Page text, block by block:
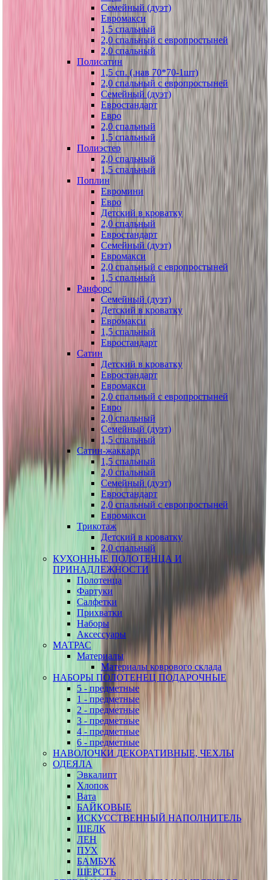
Семейный (дуэт)
Евромакси
1,5 спальный
2,0 спальный с европростыней
2,0 спальный
Полисатин
1,5 сп. (.нав 70*70-1шт)
2,0 спальный с европростыней
Семейный (дуэт)
Евростандарт
Евро
2,0 спальный
1,5 спальный
Полиэстер
2,0 спальный
1,5 спальный
Поплин
Евромини
Евро
Детский в кроватку
2,0 спальный
Евростандарт
Семейный (дуэт)
Евромакси
2,0 спальный с европростыней
1,5 спальный
Ранфорс
Семейный (дуэт)
Детский в кроватку
Евромакси
1,5 спальный
Евростандарт
Сатин
Детский в кроватку
Евростандарт
Евромакси
2,0 спальный с европростыней
Евро
2,0 спальный
Семейный (дуэт)
1,5 спальный
Сатин-жаккард
1,5 спальный
2,0 спальный
Семейный (дуэт)
Евростандарт
2,0 спальный с европростыней
Евромакси
Трикотаж
Детский в кроватку
2,0 спальный
КУХОННЫЕ ПОЛОТЕНЦА И
ПРИНАДЛЕЖНОСТИ
Полотенца
Фартуки
Салфетки
Прихватки
Наборы
Аксессуары
МАТРАС
Материалы
Материалы коврового склада
НАБОРЫ ПОЛОТЕНЕЦ ПОДАРОЧНЫЕ
5 - предметные
1 - предметные
2 - предметные
3 - предметные
4 - предметные
6 - предметные
НАВОЛОЧКИ ДЕКОРАТИВНЫЕ, ЧЕХЛЫ
ОДЕЯЛА
Эвкалипт
Хлопок
Вата
БАЙКОВЫЕ
ИСКУССТВЕННЫЙ НАПОЛНИТЕЛЬ
ШЕЛК
ЛЕН
ПУХ
БАМБУК
ШЕРСТЬ